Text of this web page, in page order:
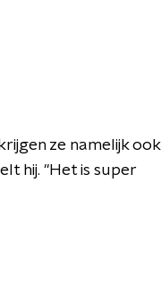
ze namelijk ook
hij. "Het is super